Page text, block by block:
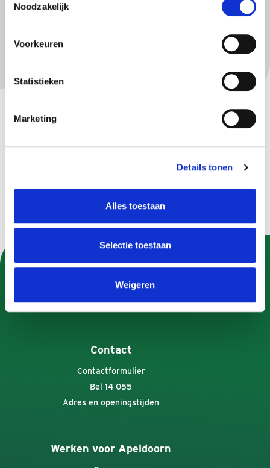
Noodzakelijk
Voorkeuren
Statistieken
Marketing
Details tonen
Alles toestaan
Selectie toestaan
Weigeren
Wet Bibob
noord oost Gld
U kunt Gemeente Apeldoorn ook volgen op:
Contact
Contactformulier
Bel 14 055
Adres en openingstijden
Werken voor Apeldoorn